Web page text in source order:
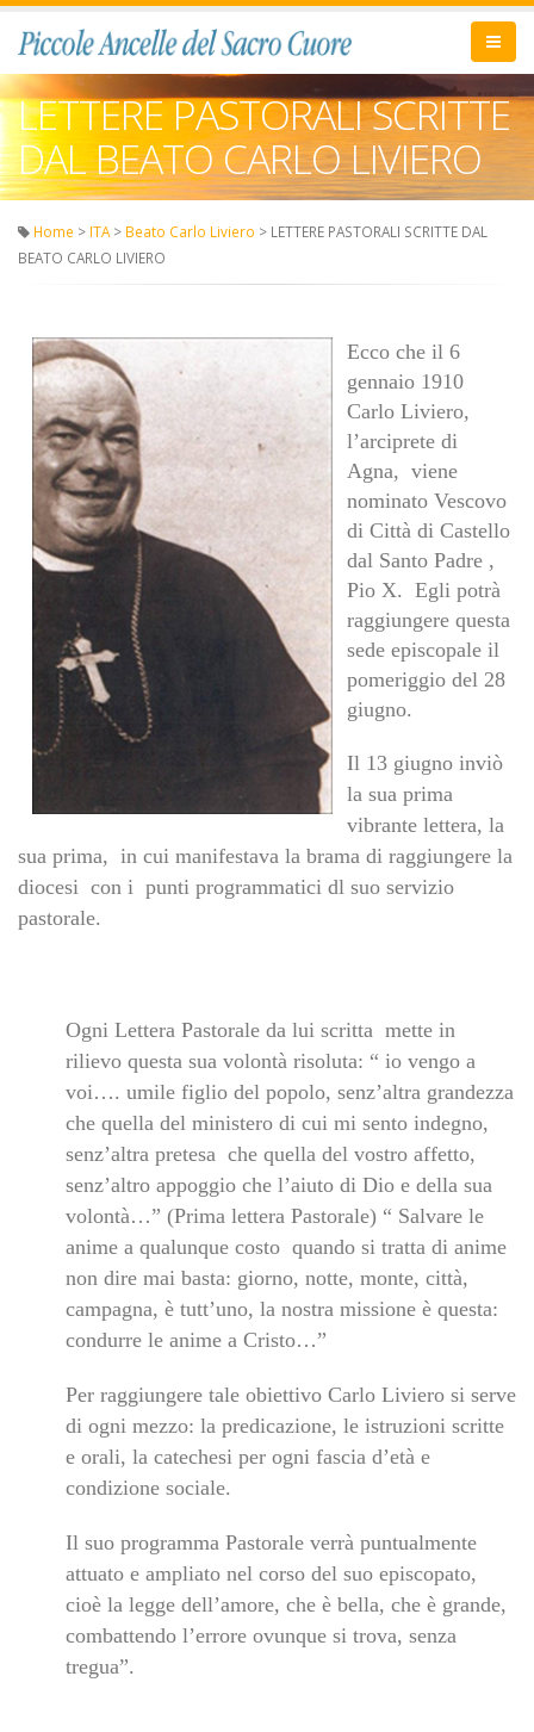
LETTERE PASTORALI SCRITTE
DAL BEATO CARLO LIVIERO
Home > ITA > Beato Carlo Liviero > LETTERE PASTORALI SCRITTE DAL
BEATO CARLO LIVIERO
Ecco che il 6
gennaio 1910
Carlo Liviero,
l’arciprete di
Agna, viene
nominato Vescovo
di Città di Castello
dal Santo Padre ,
Pio X. Egli potrà
raggiungere questa
sede episcopale il
pomeriggio del 28
giugno.
Il 13 giugno inviò
la sua prima
vibrante lettera, la
sua prima, in cui manifestava la brama di raggiungere la
diocesi con i punti programmatici dl suo servizio
pastorale.
Ogni Lettera Pastorale da lui scritta mette in
rilievo questa sua volontà risoluta: “ io vengo a
voi…. umile figlio del popolo, senz’altra grandezza
che quella del ministero di cui mi sento indegno,
senz’altra pretesa che quella del vostro affetto,
senz’altro appoggio che l’aiuto di Dio e della sua
volontà…” (Prima lettera Pastorale) “ Salvare le
anime a qualunque costo quando si tratta di anime
non dire mai basta: giorno, notte, monte, città,
campagna, è tutt’uno, la nostra missione è questa:
condurre le anime a Cristo…”
Per raggiungere tale obiettivo Carlo Liviero si serve
di ogni mezzo: la predicazione, le istruzioni scritte
e orali, la catechesi per ogni fascia d’età e
condizione sociale.
Il suo programma Pastorale verrà puntualmente
attuato e ampliato nel corso del suo episcopato,
cioè la legge dell’amore, che è bella, che è grande,
combattendo l’errore ovunque si trova, senza
tregua”.